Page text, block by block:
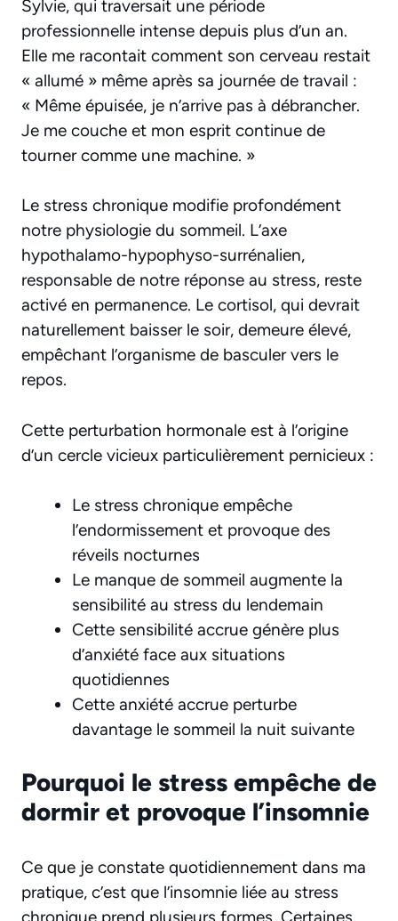
Sylvie, qui traversait une période
professionnelle intense depuis plus d’un an.
Elle me racontait comment son cerveau restait
« allumé » même après sa journée de travail :
« Même épuisée, je n’arrive pas à débrancher.
Je me couche et mon esprit continue de
tourner comme une machine. »
Le stress chronique modifie profondément
notre physiologie du sommeil. L’axe
hypothalamo-hypophyso-surrénalien,
responsable de notre réponse au stress, reste
activé en permanence. Le cortisol, qui devrait
naturellement baisser le soir, demeure élevé,
empêchant l’organisme de basculer vers le
repos.
Cette perturbation hormonale est à l’origine
d’un cercle vicieux particulièrement pernicieux :
Le stress chronique empêche
l’endormissement et provoque des
réveils nocturnes
Le manque de sommeil augmente la
sensibilité au stress du lendemain
Cette sensibilité accrue génère plus
d’anxiété face aux situations
quotidiennes
Cette anxiété accrue perturbe
davantage le sommeil la nuit suivante
Pourquoi le stress empêche de
dormir et provoque l’insomnie
Ce que je constate quotidiennement dans ma
pratique, c’est que l’insomnie liée au stress
chronique prend plusieurs formes. Certaines